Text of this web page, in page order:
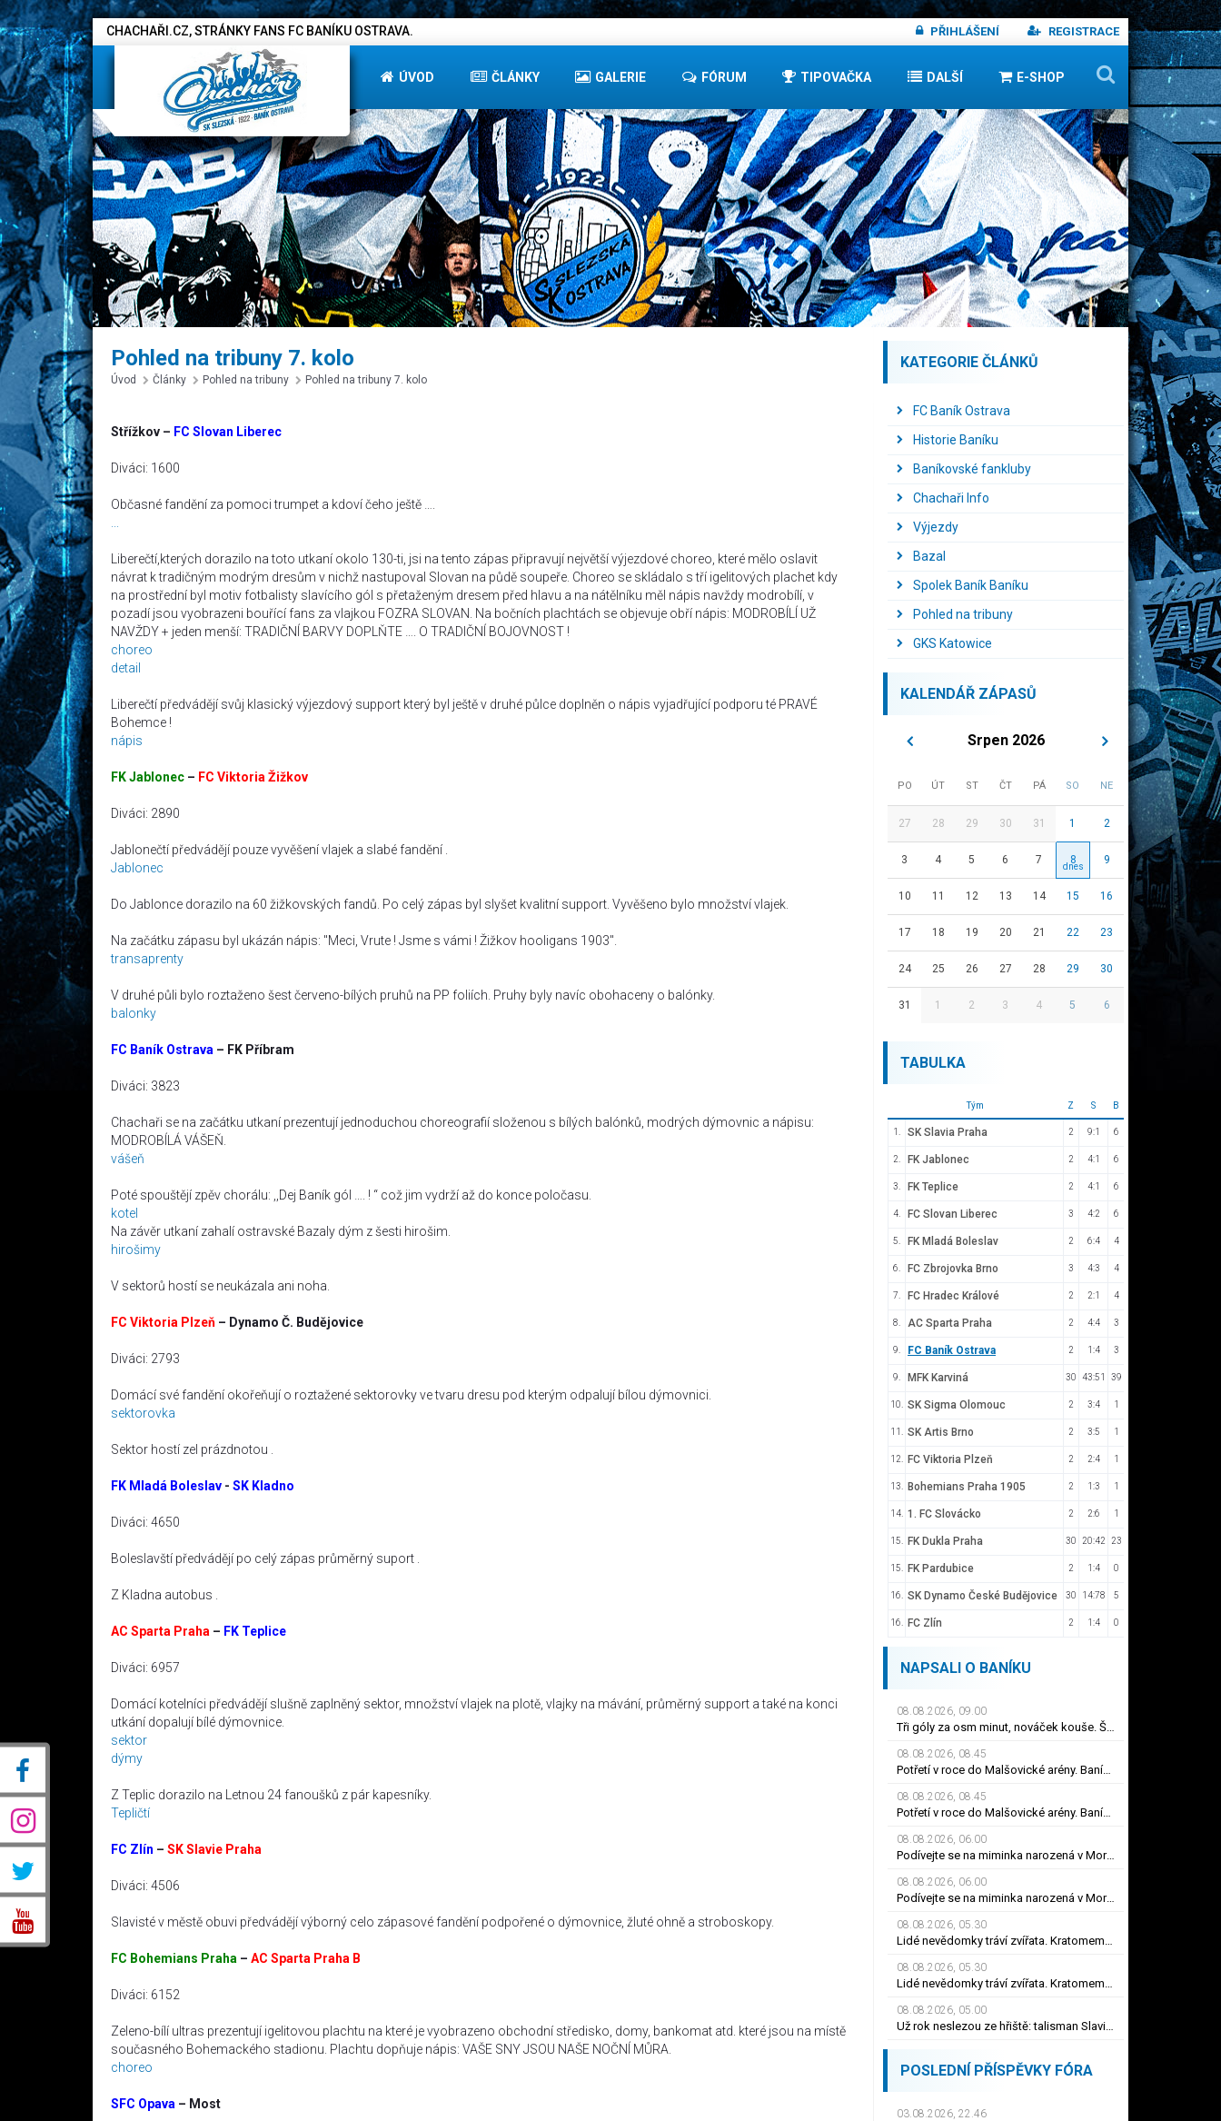
CHACHAŘI.CZ, STRÁNKY FANS FC BANÍKU OSTRAVA. PŘIHLÁŠENÍ REGISTRACE
ÚVOD ČLÁNKY GALERIE FÓRUM TIPOVAČKA DALŠÍ E-SHOP
Pohled na tribuny 7. kolo
Úvod Články Pohled na tribuny Pohled na tribuny 7. kolo
Střížkov – FC Slovan Liberec
Diváci: 1600
Občasné fandění za pomoci trumpet a kdoví čeho ještě ….
Liberečtí,kterých dorazilo na toto utkaní okolo 130-ti, jsi na tento zápas připravují největší výjezdové choreo, které mělo oslavit
návrat k tradičným modrým dresům v nichž nastupoval Slovan na půdě soupeře. Choreo se skládalo s tří igelitových plachet kdy
na prostřední byl motiv fotbalisty slavícího gól s přetaženým dresem před hlavu a na nátělníku měl nápis navždy modrobílí, v
pozadí jsou vyobrazeni bouřící fans za vlajkou FOZRA SLOVAN. Na bočních plachtách se objevuje obří nápis: MODROBÍLÍ UŽ
NAVŽDY + jeden menší: TRADIČNÍ BARVY DOPLŇTE …. O TRADIČNÍ BOJOVNOST !
choreo
detail
Liberečtí předvádějí svůj klasický výjezdový support který byl ještě v druhé půlce doplněn o nápis vyjadřující podporu té PRAVÉ
Bohemce !
nápis
FK Jablonec – FC Viktoria Žižkov
Diváci: 2890
Jablonečtí předvádějí pouze vyvěšení vlajek a slabé fandění .
Jablonec
Do Jablonce dorazilo na 60 žižkovských fandů. Po celý zápas byl slyšet kvalitní support. Vyvěšeno bylo množství vlajek.
Na začátku zápasu byl ukázán nápis: "Meci, Vrute ! Jsme s vámi ! Žižkov hooligans 1903".
transaprenty
V druhé půli bylo roztaženo šest červeno-bílých pruhů na PP foliích. Pruhy byly navíc obohaceny o balónky.
balonky
FC Baník Ostrava – FK Příbram
Diváci: 3823
Chachaři se na začátku utkaní prezentují jednoduchou choreografií složenou s bílých balónků, modrých dýmovnic a nápisu:
MODROBÍLÁ VÁŠEŇ.
vášeň
Poté spouštějí zpěv chorálu: ,,Dej Baník gól …. ! “ což jim vydrží až do konce poločasu.
kotel
Na závěr utkaní zahalí ostravské Bazaly dým z šesti hirošim.
hirošimy
V sektorů hostí se neukázala ani noha.
FC Viktoria Plzeň – Dynamo Č. Budějovice
Diváci: 2793
Domácí své fandění okořeňují o roztažené sektorovky ve tvaru dresu pod kterým odpalují bílou dýmovnici.
sektorovka
Sektor hostí zel prázdnotou .
FK Mladá Boleslav - SK Kladno
Diváci: 4650
Boleslavští předvádějí po celý zápas průměrný suport .
Z Kladna autobus .
AC Sparta Praha – FK Teplice
Diváci: 6957
Domácí kotelníci předvádějí slušně zaplněný sektor, množství vlajek na plotě, vlajky na mávání, průměrný support a také na konci
utkání dopalují bílé dýmovnice.
sektor
dýmy
Z Teplic dorazilo na Letnou 24 fanoušků z pár kapesníky.
Tepličtí
FC Zlín – SK Slavie Praha
Diváci: 4506
Slavisté v městě obuvi předvádějí výborný celo zápasové fandění podpořené o dýmovnice, žluté ohně a stroboskopy.
FC Bohemians Praha – AC Sparta Praha B
Diváci: 6152
Zeleno-bílí ultras prezentují igelitovou plachtu na které je vyobrazeno obchodní středisko, domy, bankomat atd. které jsou na místě
současného Bohemackého stadionu. Plachtu dopňuje nápis: VAŠE SNY JSOU NAŠE NOČNÍ MŮRA.
choreo
SFC Opava – Most
KATEGORIE ČLÁNKŮ
FC Baník Ostrava
Historie Baníku
Baníkovské fankluby
Chachaři Info
Výjezdy
Bazal
Spolek Baník Baníku
Pohled na tribuny
GKS Katowice
KALENDÁŘ ZÁPASŮ
Srpen 2026
PO ÚT ST ČT PÁ SO NE
27 28 29 30 31 1 2
3 4 5 6 7 8 9
10 11 12 13 14 15 16
17 18 19 20 21 22 23
24 25 26 27 28 29 30
31 1 2 3 4 5 6
TABULKA
Tým Z S B
1. SK Slavia Praha 2 9:1 6
2. FK Jablonec 2 4:1 6
3. FK Teplice 2 4:1 6
4. FC Slovan Liberec 3 4:2 6
5. FK Mladá Boleslav 2 6:4 4
6. FC Zbrojovka Brno 3 4:3 4
7. FC Hradec Králové 2 2:1 4
8. AC Sparta Praha 2 4:4 3
9. FC Baník Ostrava 2 1:4 3
9. MFK Karviná 30 43:51 39
10. SK Sigma Olomouc 2 3:4 1
11. SK Artis Brno 2 3:5 1
12. FC Viktoria Plzeň 2 2:4 1
13. Bohemians Praha 1905 2 1:3 1
14. 1. FC Slovácko 2 2:6 1
15. FK Dukla Praha 30 20:42 23
15. FK Pardubice 2 1:4 0
16. SK Dynamo České Budějovice 30 14:78 5
16. FC Zlín 2 1:4 0
NAPSALI O BANÍKU
08.08.2026, 09.00
Tři góly za osm minut, nováček kouše. Šokovaný Oulehla: Je to na ho*no, řešíme posily
08.08.2026, 08.45
Potřetí v roce do Malšovické arény. Baník míří do Hradce Králové
08.08.2026, 08.45
Potřetí v roce do Malšovické arény. Baník míří do Hradce Králové
08.08.2026, 06.00
Podívejte se na miminka narozená v Moravskoslezském kraji ve 32. týdnu roku 2026
08.08.2026, 06.00
Podívejte se na miminka narozená v Moravskoslezském kraji ve 32. týdnu roku 2026
08.08.2026, 05.30
Lidé nevědomky tráví zvířata. Kratomem i elektronickými cigaretami
08.08.2026, 05.30
Lidé nevědomky tráví zvířata. Kratomem i elektronickými cigaretami
08.08.2026, 05.00
Už rok neslezou ze hřiště: talisman Slavie i železný Srb. Kdo nechyběl pět let?
POSLEDNÍ PŘÍSPĚVKY FÓRA
03.08.2026, 22.46